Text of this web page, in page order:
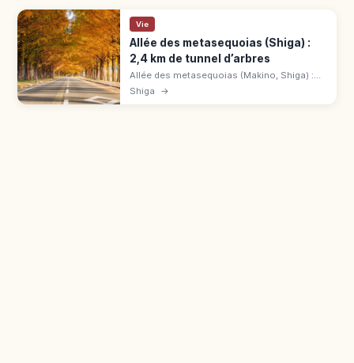
Vie
Allée des metasequoias (Shiga) :
2,4 km de tunnel d’arbres
Allée des metasequoias (Makino, Shiga) :
2,4 km de tunnel d'arbres aux 4 saisons.
Parmi les 100 plus belles allées du Japon.
Shiga →